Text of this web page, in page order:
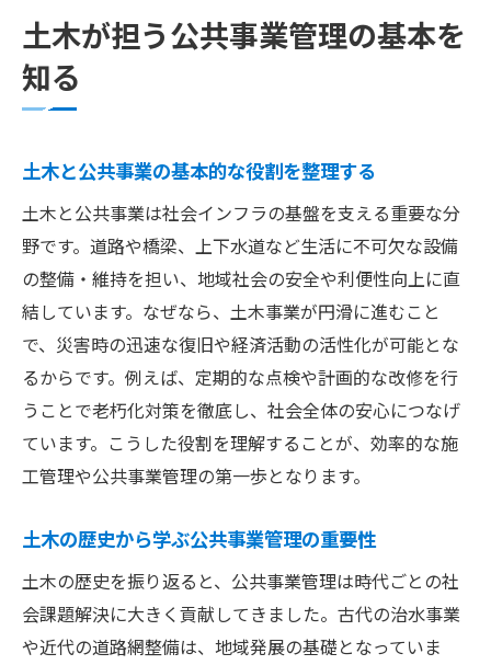
品質と安全に配慮した土木管理の基礎知識
公共土木事業の全体像と管理の役割
説
公共土木事業の全体像と主要な管理ポイン
ト
土木現場で重要な工程管理と監理の違い
管理業務が現場の品質と安全性を左右する
理由
公共土木事業を成功へ導く管理者の役割
土木分野における現場調整と地域連携の実
践法
施工管理と工程管理の違いを土木で徹底解
説
土木分野における管理手法の効率化ポイン
ト
土木が担う公共事業管理の基本を
知る
土木と公共事業の基本的な役割を整理する
土木と公共事業は社会インフラの基盤を支える重要な分
野です。道路や橋梁、上下水道など生活に不可欠な設備
の整備・維持を担い、地域社会の安全や利便性向上に直
結しています。なぜなら、土木事業が円滑に進むこと
で、災害時の迅速な復旧や経済活動の活性化が可能とな
るからです。例えば、定期的な点検や計画的な改修を行
うことで老朽化対策を徹底し、社会全体の安心につなげ
ています。こうした役割を理解することが、効率的な施
工管理や公共事業管理の第一歩となります。
土木の歴史から学ぶ公共事業管理の重要性
土木の歴史を振り返ると、公共事業管理は時代ごとの社
会課題解決に大きく貢献してきました。古代の治水事業
や近代の道路網整備は、地域発展の基礎となっていま